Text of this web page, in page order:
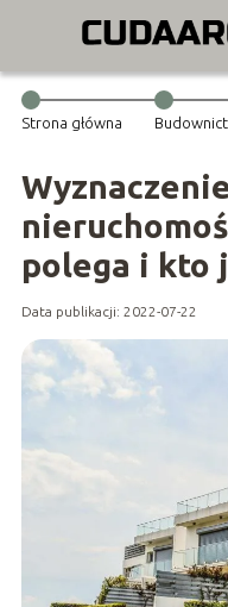
Strona główna
polega i kto
Data publikacji: 2022-07-22